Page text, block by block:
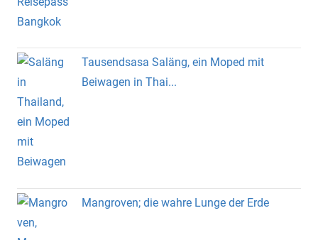
Tausendsasa Saläng, ein Moped mit
Beiwagen in Thai...
Mangroven; die wahre Lunge der Erde